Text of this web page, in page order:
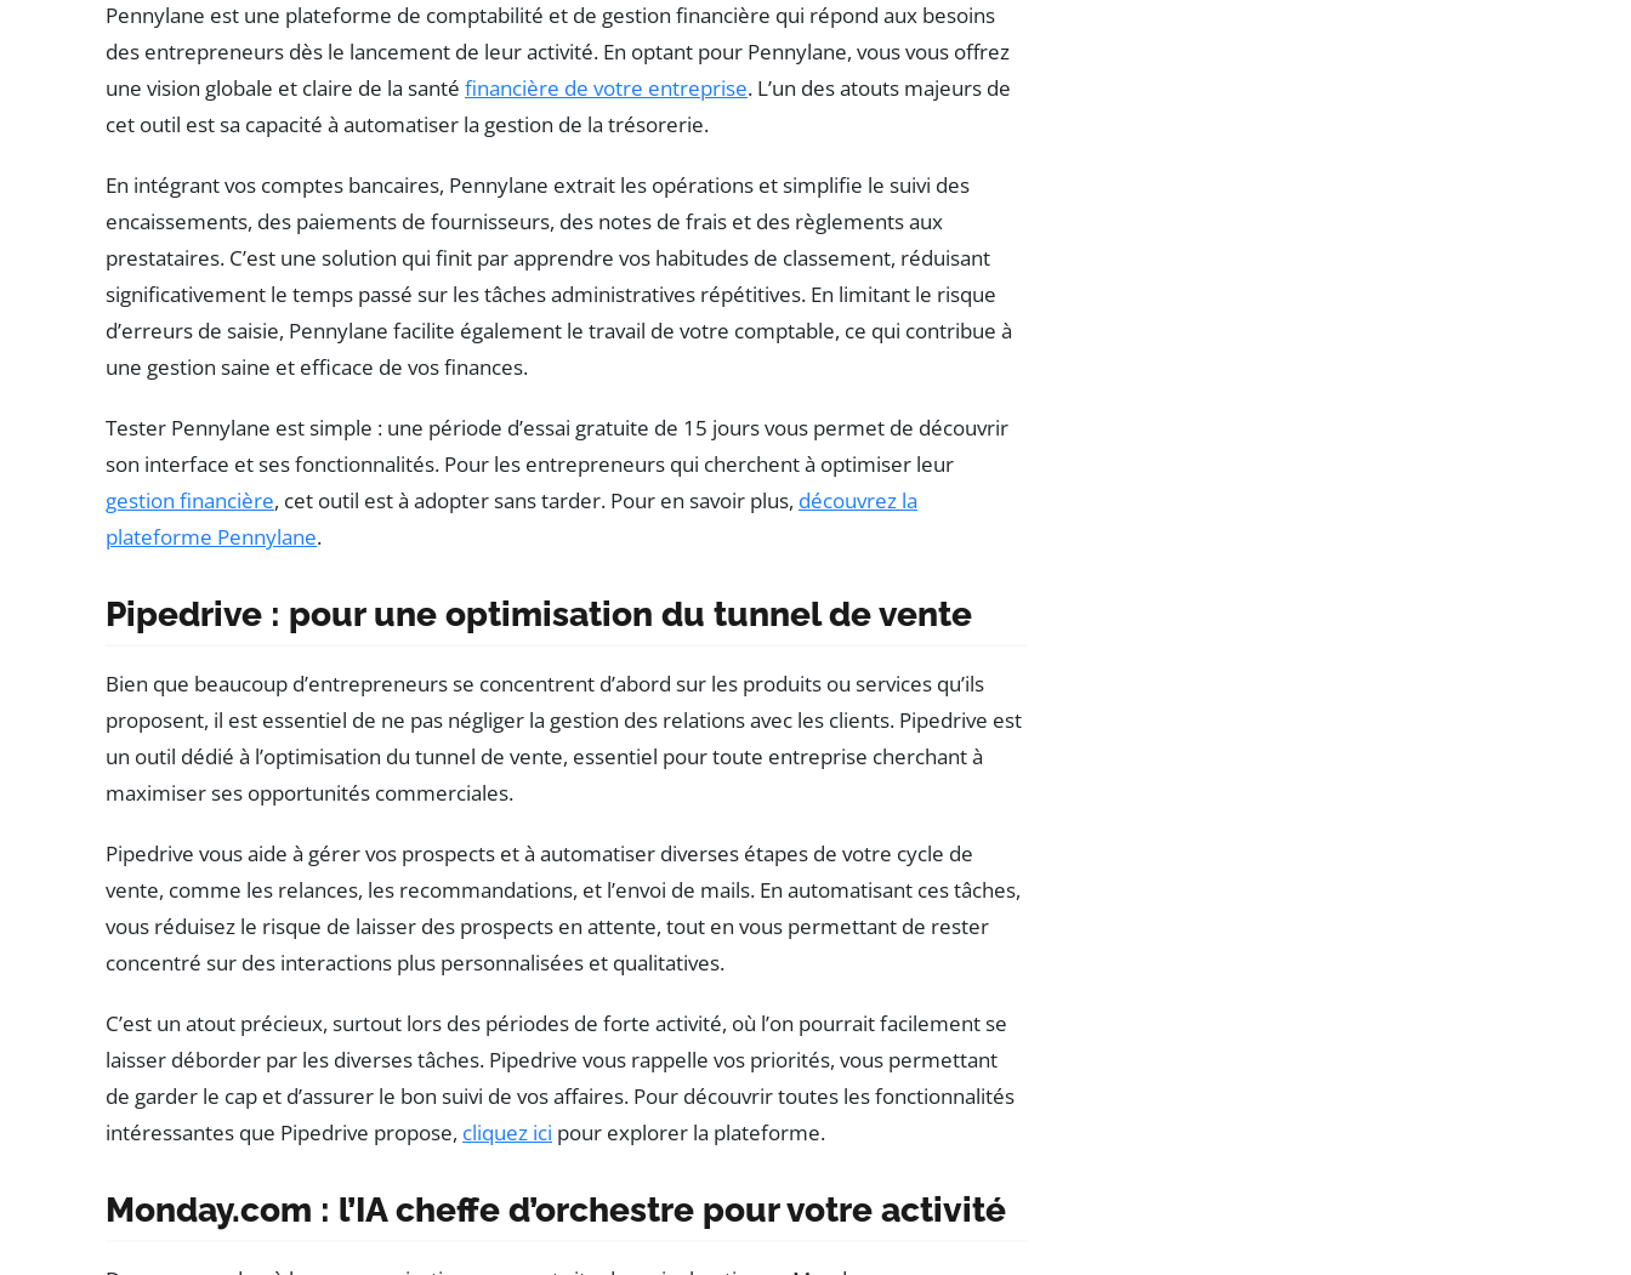
Pennylane est une plateforme de comptabilité et de gestion financière qui répond aux besoins
des entrepreneurs dès le lancement de leur activité. En optant pour Pennylane, vous vous offrez
une vision globale et claire de la santé financière de votre entreprise. L’un des atouts majeurs de
cet outil est sa capacité à automatiser la gestion de la trésorerie.
En intégrant vos comptes bancaires, Pennylane extrait les opérations et simplifie le suivi des
encaissements, des paiements de fournisseurs, des notes de frais et des règlements aux
prestataires. C’est une solution qui finit par apprendre vos habitudes de classement, réduisant
significativement le temps passé sur les tâches administratives répétitives. En limitant le risque
d’erreurs de saisie, Pennylane facilite également le travail de votre comptable, ce qui contribue à
une gestion saine et efficace de vos finances.
Tester Pennylane est simple : une période d’essai gratuite de 15 jours vous permet de découvrir
son interface et ses fonctionnalités. Pour les entrepreneurs qui cherchent à optimiser leur
gestion financière, cet outil est à adopter sans tarder. Pour en savoir plus, découvrez la
plateforme Pennylane.
Pipedrive : pour une optimisation du tunnel de vente
Bien que beaucoup d’entrepreneurs se concentrent d’abord sur les produits ou services qu’ils
proposent, il est essentiel de ne pas négliger la gestion des relations avec les clients. Pipedrive est
un outil dédié à l’optimisation du tunnel de vente, essentiel pour toute entreprise cherchant à
maximiser ses opportunités commerciales.
Pipedrive vous aide à gérer vos prospects et à automatiser diverses étapes de votre cycle de
vente, comme les relances, les recommandations, et l’envoi de mails. En automatisant ces tâches,
vous réduisez le risque de laisser des prospects en attente, tout en vous permettant de rester
concentré sur des interactions plus personnalisées et qualitatives.
C’est un atout précieux, surtout lors des périodes de forte activité, où l’on pourrait facilement se
laisser déborder par les diverses tâches. Pipedrive vous rappelle vos priorités, vous permettant
de garder le cap et d’assurer le bon suivi de vos affaires. Pour découvrir toutes les fonctionnalités
intéressantes que Pipedrive propose, cliquez ici pour explorer la plateforme.
Monday.com : l’IA cheffe d’orchestre pour votre activité